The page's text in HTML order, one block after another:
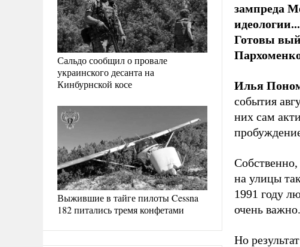
Сальдо сообщил о провале
украинского десанта на
Кинбурнской косе
Выжившие в тайге пилоты Cessna
182 питались тремя конфетами
зампреда
Готовы
Илья
события
них сам
на улицы
1991 году
очень важно.
Но